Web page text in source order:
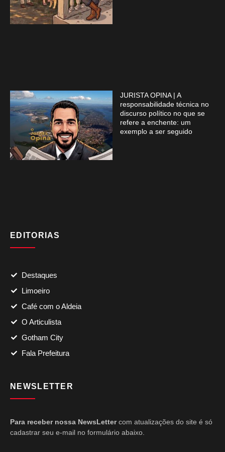
JURISTA OPINA | A
responsabilidade técnica no
discurso político no que se
refere a enchente: um
exemplo a ser seguido
EDITORIAS
Destaques
Limoeiro
Café com o Aldeia
O Articulista
Gotham City
Fala Prefeitura
NEWSLETTER
Para receber nossa NewsLettercom atualizações do site é só
cadastrar seu e-mail no formulário abaixo.